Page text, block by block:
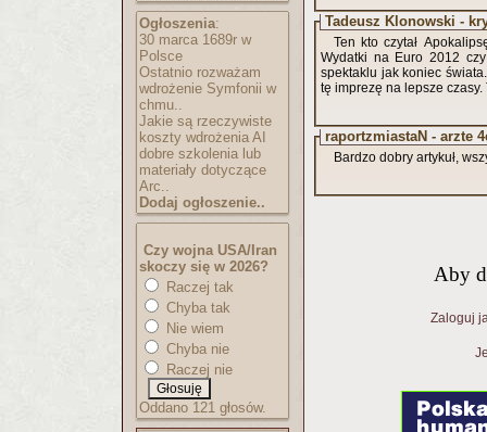
Ogłoszenia:
30 marca 1689r w
Polsce
Ostatnio rozważam
wdrożenie Symfonii w
chmu..
Jakie są rzeczywiste
koszty wdrożenia AI
dobre szkolenia lub
materiały dotyczące
Arc..
Dodaj ogłoszenie..
Czy wojna USA/Iran
skoczy się w 2026?
Raczej tak
Chyba tak
Nie wiem
Chyba nie
Raczej nie
Oddano 121 głosów.
Tadeusz Klonowski -
Ten kto czytał
Wydatki na Euro 2012
spektaklu jak koniec
tę imprezę na lepsze
raportzmiastaN - arzte
Bardzo dobry artykuł,
Aby
Zaloguj